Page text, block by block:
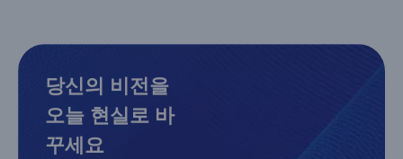
당신의 비전을
오늘 현실로 바
꾸세요